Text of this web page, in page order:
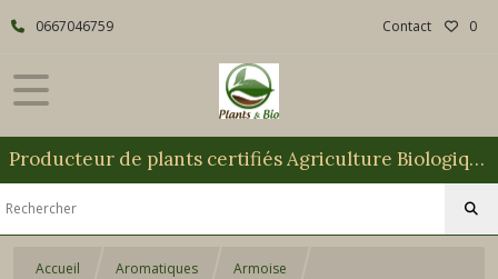
0667046759 Contact 0
Producteur de plants certifiés Agriculture Biologique
Accueil Aromatiques Armoise